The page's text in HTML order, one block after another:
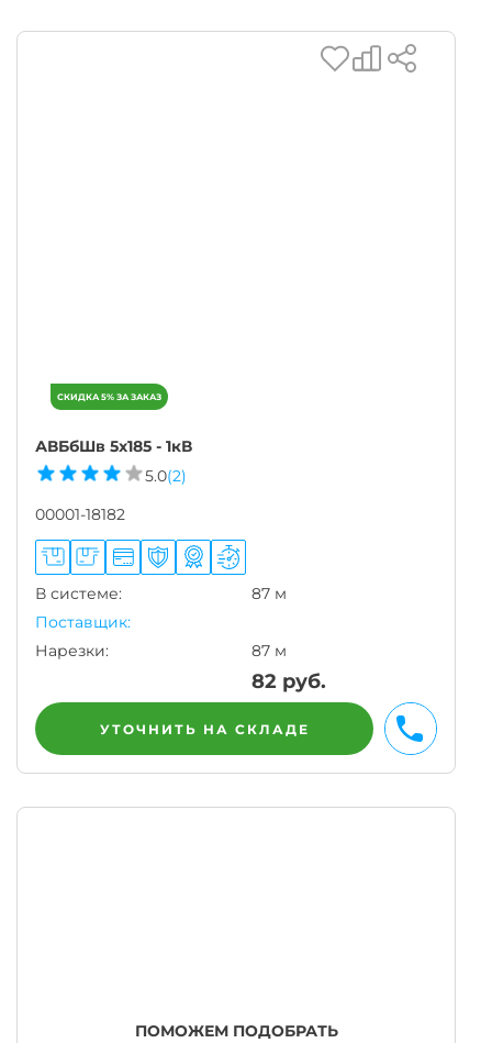
АВБбШв 5х185 - 1кВ
5.0(2)
00001-18182
В системе:
87 м
Поставщик:
Нарезки:
87 м
82 руб.
УТОЧНИТЬ НА СКЛАДЕ
ПОМОЖЕМ ПОДОБРАТЬ